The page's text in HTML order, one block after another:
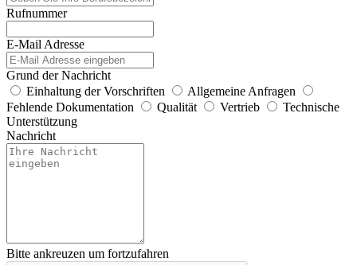
Rufnummer
E-Mail Adresse
Grund der Nachricht
Einhaltung der Vorschriften
Allgemeine Anfragen
Fehlende Dokumentation
Qualität Vertrieb
Technische
Unterstützung
Nachricht
Bitte ankreuzen um fortzufahren